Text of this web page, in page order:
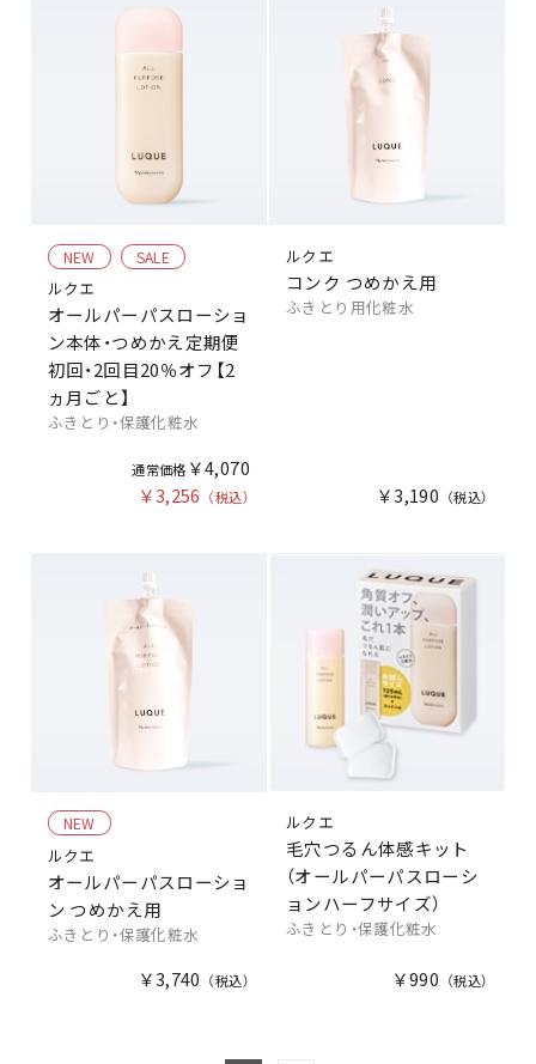
NEW SALE
ルクエ
オールパーパスローショ
ン本体・つめかえ定期便
初回・2回目20％オフ【2
ヵ月ごと】
ふきとり・保護化粧水
￥4,070
￥3,256
ルクエ
コンク つめかえ用
ふきとり用化粧水
￥3,190
NEW
ルクエ
オールパーパスローショ
ン つめかえ用
ふきとり・保護化粧水
￥3,740
ルクエ
毛穴つるん体感キット
（オールパーパスローシ
ョンハーフサイズ）
ふきとり・保護化粧水
￥990